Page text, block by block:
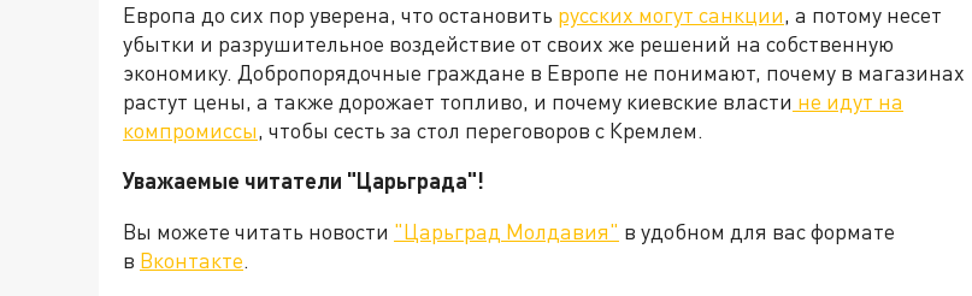
Европа до сих пор уверена, что остановить русских могут санкции, а потому несет
убытки и разрушительное воздействие от своих же решений на собственную
экономику. Добропорядочные граждане в Европе не понимают, почему в магазинах
растут цены, а также дорожает топливо, и почему киевские власти не идут на
компромиссы, чтобы сесть за стол переговоров с Кремлем.
Уважаемые читатели "Царьграда"!
Вы можете читать новости "Царьград Молдавия" в удобном для вас формате
в Вконтакте.